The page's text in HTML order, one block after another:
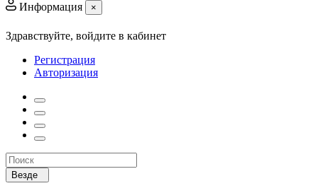
Информация ×
Здравствуйте, войдите в кабинет
Регистрация
Авторизация
Везде